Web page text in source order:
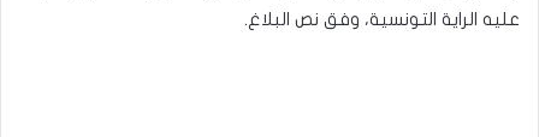
عليه الراية التونسية، وفق نص البلاغ.